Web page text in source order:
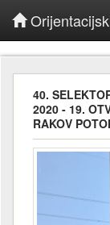
40.
2020 - 19.
RAKOV